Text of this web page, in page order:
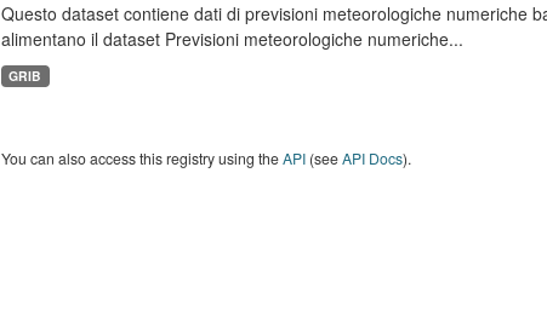
Questo dataset contiene dati di previsioni meteorologiche numeriche
alimentano il dataset Previsioni meteorologiche numeriche...
GRIB
You can also access this registry using theAPI(seeAPI Docs).